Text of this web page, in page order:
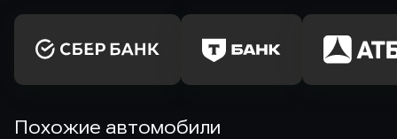
Похожие автомобили